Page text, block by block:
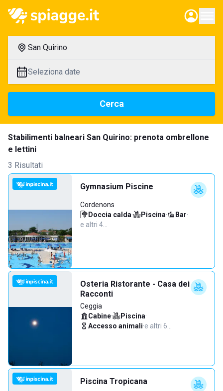
San Quirino
Seleziona date
Cerca
Stabilimenti balneari San Quirino: prenota ombrellone
e lettini
3 Risultati
Gymnasium Piscine
Cordenons
Doccia calda· Piscina· Bar·
e altri 4…
Osteria Ristorante - Casa dei
Racconti
Ceggia
Cabine· Piscina·
Accesso animali·e altri 6…
Piscina Tropicana